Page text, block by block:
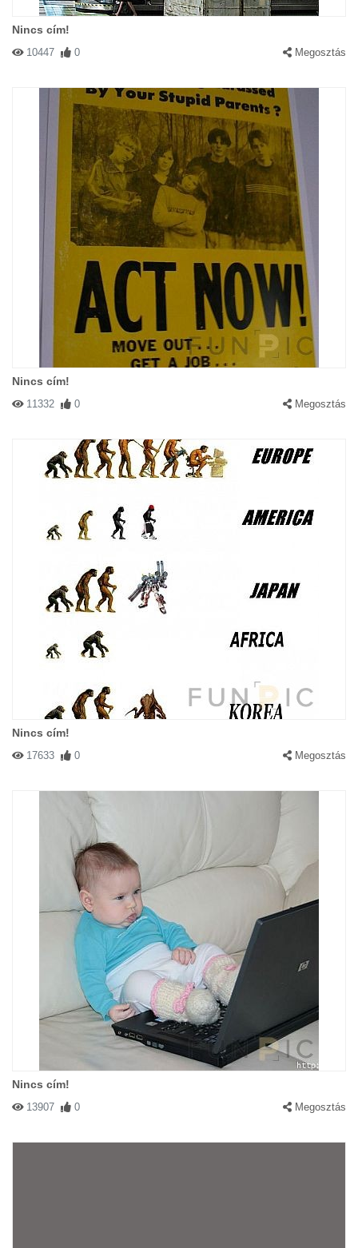
Nincs cím!
10447 0 Megosztás
Nincs cím!
11332 0 Megosztás
Nincs cím!
17633 0 Megosztás
Nincs cím!
13907 0 Megosztás